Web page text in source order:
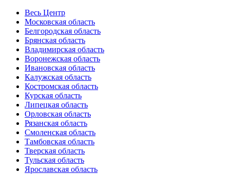
Весь Центр
Московская область
Белгородская область
Брянская область
Владимирская область
Воронежская область
Ивановская область
Калужская область
Костромская область
Курская область
Липецкая область
Орловская область
Рязанская область
Смоленская область
Тамбовская область
Тверская область
Тульская область
Ярославская область